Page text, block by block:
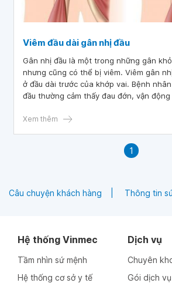
Viêm đầu dài gân nhị đầu
Gân nhị đầu là một trong những gân
nhưng cũng có thể bị viêm. Viêm gân
ở đầu dài trước của khớp vai. Bệnh
đầu thường cảm thấy đau đớn, vận
Xem thêm
1
Câu chuyện khách hàng Thông tin
Hệ thống Vinmec
Tầm nhìn sứ mệnh
Hệ thống cơ sở y tế
Dịch vụ
Chuyên
Gói dịch vụ